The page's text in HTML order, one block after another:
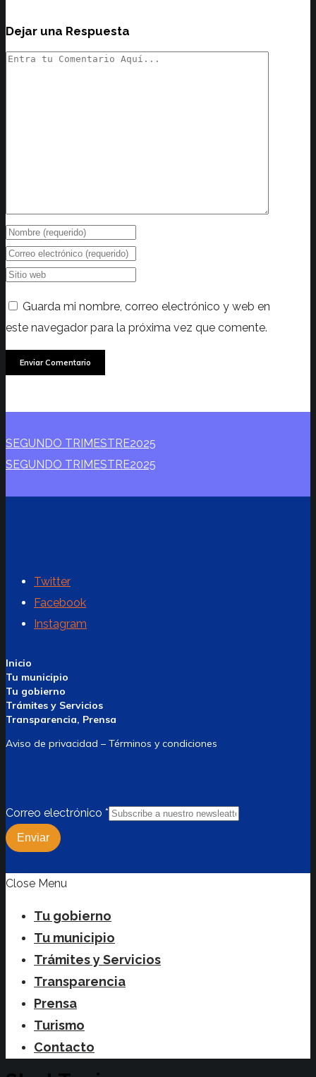
Dejar una Respuesta
Guarda mi nombre, correo electrónico y web en
este navegador para la próxima vez que comente.
SEGUNDO TRIMESTRE2025
SEGUNDO TRIMESTRE2025
Twitter
Facebook
Instagram
Inicio
Tu municipio
Tu gobierno
Trámites y Servicios
Transparencia, Prensa
Aviso de privacidad – Términos y condiciones
Correo electrónico *
Enviar
Close Menu
Tu gobierno
Tu municipio
Trámites y Servicios
Transparencia
Prensa
Turismo
Contacto